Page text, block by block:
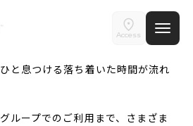
Access
空室検索
と息つける落ち着いた時間が流れ
ループでのご利用まで、さまざま
更・キャンセルフォーム